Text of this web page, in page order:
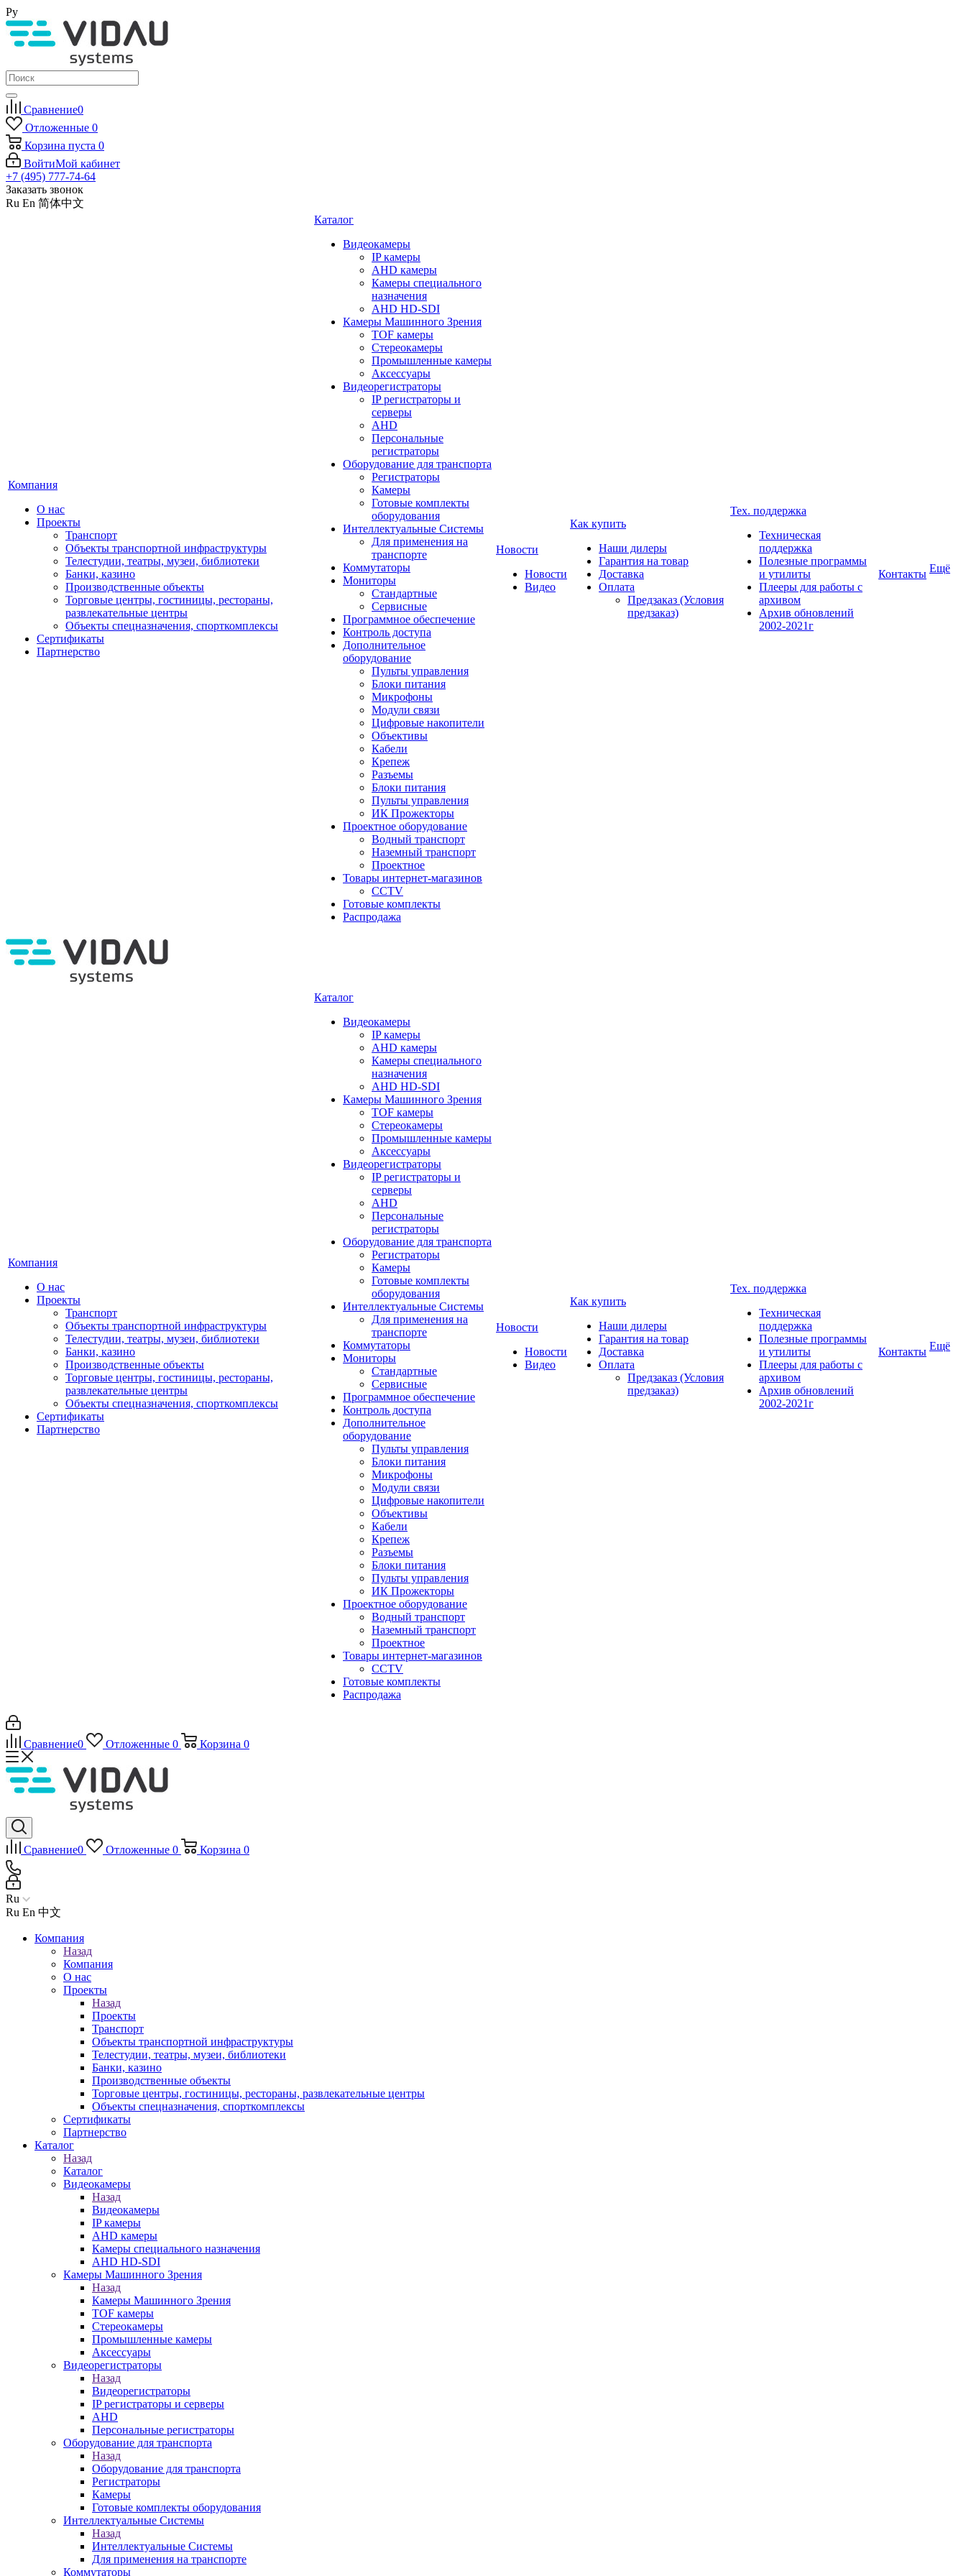
Ру
Сравнение0
Отложенные 0
Корзина пуста 0
ВойтиМой кабинет
+7 (495) 777-74-64
Заказать звонок
Ru En 简体中文
Компания
О нас
Проекты
Транспорт
Объекты транспортной инфраструктуры
Телестудии, театры, музеи, библиотеки
Банки, казино
Производственные объекты
Торговые центры, гостиницы, рестораны,
развлекательные центры
Объекты спецназначения, спорткомплексы
Сертификаты
Партнерство
Каталог
Видеокамеры
IP камеры
AHD камеры
Камеры специального
назначения
AHD HD-SDI
Камеры Машинного Зрения
TOF камеры
Стереокамеры
Промышленные камеры
Аксессуары
Видеорегистраторы
IP регистраторы и
серверы
AHD
Персональные
регистраторы
Оборудование для транспорта
Регистраторы
Камеры
Готовые комплекты
оборудования
Интеллектуальные Системы
Для применения на
транспорте
Коммутаторы
Мониторы
Стандартные
Сервисные
Программное обеспечение
Контроль доступа
Дополнительное
оборудование
Пульты управления
Блоки питания
Микрофоны
Модули связи
Цифровые накопители
Объективы
Кабели
Крепеж
Разъемы
Блоки питания
Пульты управления
ИК Прожекторы
Проектное оборудование
Водный транспорт
Наземный транспорт
Проектное
Товары интернет-магазинов
CCTV
Готовые комплекты
Распродажа
Новости
Новости
Видео
Как купить
Наши дилеры
Гарантия на товар
Доставка
Оплата
Предзаказ (Условия
предзаказ)
Тех. поддержка
Техническая
поддержка
Полезные программы
и утилиты
Плееры для работы с
архивом
Архив обновлений
2002-2021г
Контакты Ещё
Компания
О нас
Проекты
Транспорт
Объекты транспортной инфраструктуры
Телестудии, театры, музеи, библиотеки
Банки, казино
Производственные объекты
Торговые центры, гостиницы, рестораны,
развлекательные центры
Объекты спецназначения, спорткомплексы
Сертификаты
Партнерство
Каталог
Видеокамеры
IP камеры
AHD камеры
Камеры специального
назначения
AHD HD-SDI
Камеры Машинного Зрения
TOF камеры
Стереокамеры
Промышленные камеры
Аксессуары
Видеорегистраторы
IP регистраторы и
серверы
AHD
Персональные
регистраторы
Оборудование для транспорта
Регистраторы
Камеры
Готовые комплекты
оборудования
Интеллектуальные Системы
Для применения на
транспорте
Коммутаторы
Мониторы
Стандартные
Сервисные
Программное обеспечение
Контроль доступа
Дополнительное
оборудование
Пульты управления
Блоки питания
Микрофоны
Модули связи
Цифровые накопители
Объективы
Кабели
Крепеж
Разъемы
Блоки питания
Пульты управления
ИК Прожекторы
Проектное оборудование
Водный транспорт
Наземный транспорт
Проектное
Товары интернет-магазинов
CCTV
Готовые комплекты
Распродажа
Новости
Новости
Видео
Как купить
Наши дилеры
Гарантия на товар
Доставка
Оплата
Предзаказ (Условия
предзаказ)
Тех. поддержка
Техническая
поддержка
Полезные программы
и утилиты
Плееры для работы с
архивом
Архив обновлений
2002-2021г
Контакты Ещё
Сравнение0 Отложенные 0 Корзина 0
Сравнение0 Отложенные 0 Корзина 0
Ru
Ru En 中文
Компания
Назад
Компания
О нас
Проекты
Назад
Проекты
Транспорт
Объекты транспортной инфраструктуры
Телестудии, театры, музеи, библиотеки
Банки, казино
Производственные объекты
Торговые центры, гостиницы, рестораны, развлекательные центры
Объекты спецназначения, спорткомплексы
Сертификаты
Партнерство
Каталог
Назад
Каталог
Видеокамеры
Назад
Видеокамеры
IP камеры
AHD камеры
Камеры специального назначения
AHD HD-SDI
Камеры Машинного Зрения
Назад
Камеры Машинного Зрения
TOF камеры
Стереокамеры
Промышленные камеры
Аксессуары
Видеорегистраторы
Назад
Видеорегистраторы
IP регистраторы и серверы
AHD
Персональные регистраторы
Оборудование для транспорта
Назад
Оборудование для транспорта
Регистраторы
Камеры
Готовые комплекты оборудования
Интеллектуальные Системы
Назад
Интеллектуальные Системы
Для применения на транспорте
Коммутаторы